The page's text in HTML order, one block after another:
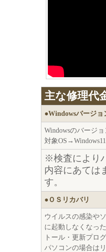
主な修理代
●Windowsバージョ
Windowsのバージ
対象
※検査により
内容にあては
す。
●ＯＳリカバリ
ウイルスの感染や
に起動しなくなっ
トール・更新プロ
パソコンの場合は